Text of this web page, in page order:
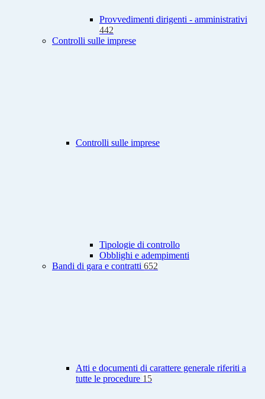
Provvedimenti dirigenti - amministrativi
442
Controlli sulle imprese
Controlli sulle imprese
Tipologie di controllo
Obblighi e adempimenti
Bandi di gara e contratti 652
Atti e documenti di carattere generale riferiti a
tutte le procedure 15